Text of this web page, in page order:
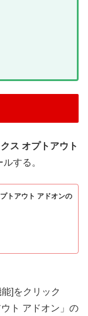
ス オプトアウト
する。
トアウト アドオンの
]をクリック
ト アドオン」の